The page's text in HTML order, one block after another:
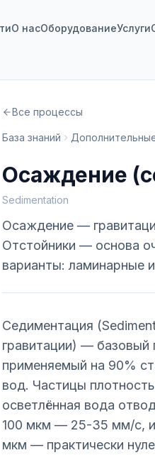
О насОборудованиеУслуги
Все процессы
База знаний
Осаждение
Sedimentation
Осаждение —
Отстойники — основа
варианты: ламинарные
Седиментация
гравитации) — базовый
применяемый на 90%
вод. Частицы
осветлённая вода
100 мкм — 25-35 мм/с,
мкм — практически